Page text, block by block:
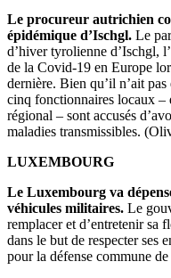
Le procureur autrichien
épidémique d’Ischgl. Le
d’hiver tyrolienne d’Ischgl,
de la Covid-19 en Europe
dernière. Bien qu’il n’ait
cinq fonctionnaires locaux –
régional – sont accusés
maladies transmissibles.
LUXEMBOURG
Le Luxembourg va
véhicules militaires. Le
remplacer et d’entretenir sa
dans le but de respecter ses
pour la défense commune